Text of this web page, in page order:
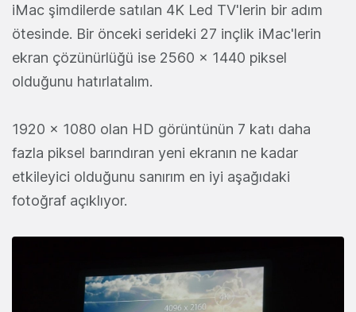
iMac şimdilerde satılan 4K Led TV'lerin bir adım
ötesinde. Bir önceki serideki 27 inçlik iMac'lerin
ekran çözünürlüğü ise 2560 x 1440 piksel
olduğunu hatırlatalım.
1920 x 1080 olan HD görüntünün 7 katı daha
fazla piksel barındıran yeni ekranın ne kadar
etkileyici olduğunu sanırım en iyi aşağıdaki
fotoğraf açıklıyor.